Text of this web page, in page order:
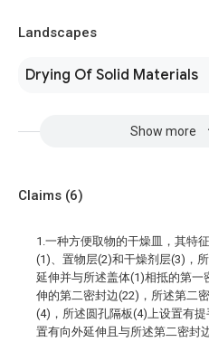
Landscapes
Drying Of Solid Materials
Show more
Claims (6)
1.一种方便取物的干燥皿，其特
(1)、置物层(2)和干燥剂层(3)，
延伸并与所述盖体(1)相抵的第一
伸的第二密封边(22)，所述第二
(4)，所述圆孔隔板(4)上设置有
置有向外延伸且与所述第二密封